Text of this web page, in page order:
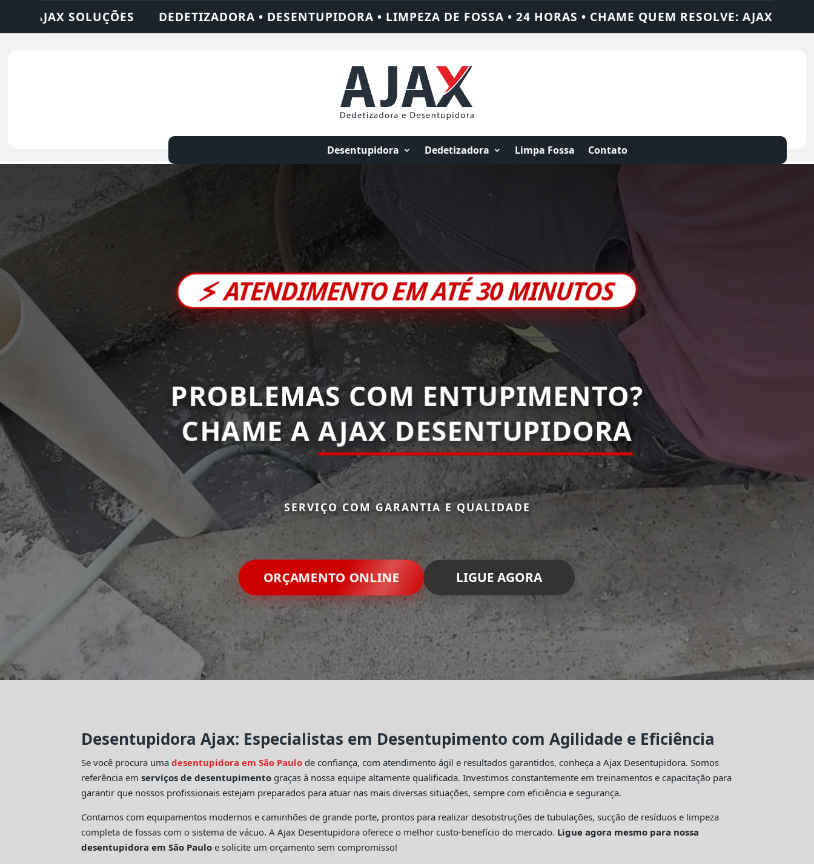
• DESENTUPIDORA • LIMPEZA DE FOSSA • 24 HORAS • CHAME QUEM RESOLVE: AJAX SOLUÇÕES DEDETIZADORA •
Desentupidora Dedetizadora Limpa Fossa Contato
⚡ATENDIMENTO EM ATÉ 30 MINUTOS
PROBLEMAS COM ENTUPIMENTO?
CHAME AAJAX DESENTUPIDORA
SERVIÇO COM GARANTIA E QUALIDADE
ORÇAMENTO ONLINE LIGUE AGORA
Desentupidora Ajax: Especialistas em Desentupimento com Agilidade e Eficiência
Se você procura umadesentupidora em São Paulo de confiança, com atendimento ágil e resultados garantidos, conheça a Ajax Desentupidora. Somos
referência emserviços de desentupimento graças à nossa equipe altamente qualificada. Investimos constantemente em treinamentos e capacitação para
garantir que nossos profissionais estejam preparados para atuar nas mais diversas situações, sempre com eficiência e segurança.
Contamos com equipamentos modernos e caminhões de grande porte, prontos para realizar desobstruções de tubulações, sucção de resíduos e limpeza
completa de fossas com o sistema de vácuo. A Ajax Desentupidora oferece o melhor custo-benefício do mercado. Ligue agora mesmo para nossa
desentupidora em São Paulo e solicite um orçamento sem compromisso!